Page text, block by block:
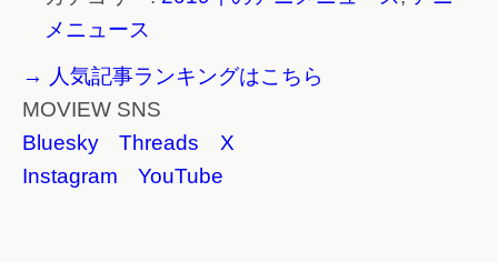
メニュース
→ 人気記事ランキングはこちら
MOVIEW SNS
Bluesky
Threads
X
Instagram
YouTube